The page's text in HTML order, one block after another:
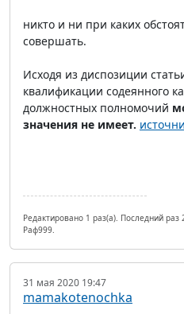
никто и ни при каких
совершать.
Исходя из диспозиции
квалификации содеянного
должностных полномочий
значения не имеет.
Редактировано 1 раз(а). Последний
Раф999.
31 мая 2020 19:47
mamakotenochka